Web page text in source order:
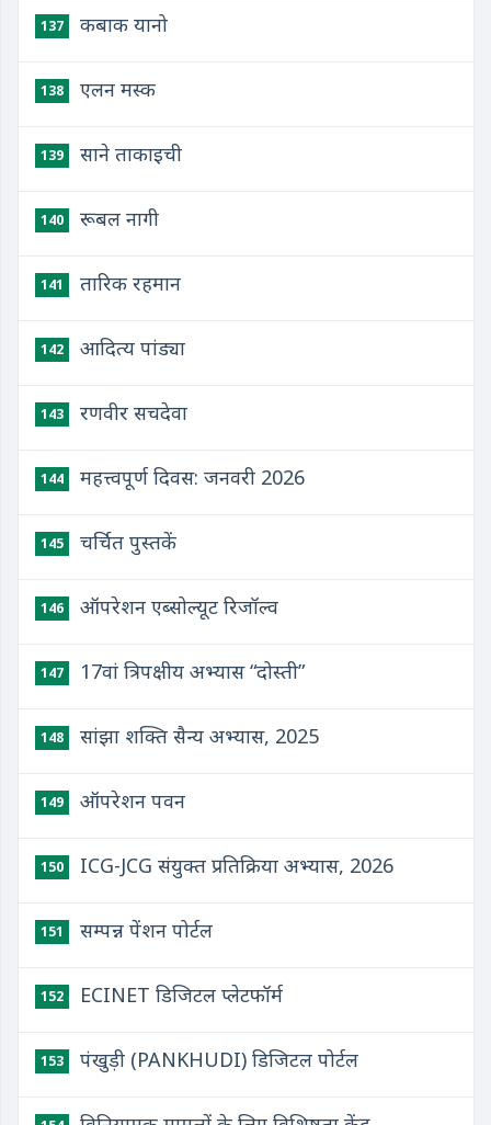
137 कबाक यानो
138 एलन मस्क
139 साने ताकाइची
140 रूबल नागी
141 तारिक रहमान
142 आदित्य पांड्या
143 रणवीर सचदेवा
144 महत्त्वपूर्ण दिवस: जनवरी 2026
145 चर्चित पुस्तकें
146 ऑपरेशन एब्सोल्यूट रिजॉल्व
147 17वां त्रिपक्षीय अभ्यास “दोस्‍ती”
148 सांझा शक्ति सैन्य अभ्यास, 2025
149 ऑपरेशन पवन
150 ICG-JCG संयुक्‍त प्रतिक्रिया अभ्‍यास, 2026
151 सम्पन्न पेंशन पोर्टल
152 ECINET डिजिटल प्लेटफॉर्म
153 पंखुड़ी (PANKHUDI) डिजिटल पोर्टल